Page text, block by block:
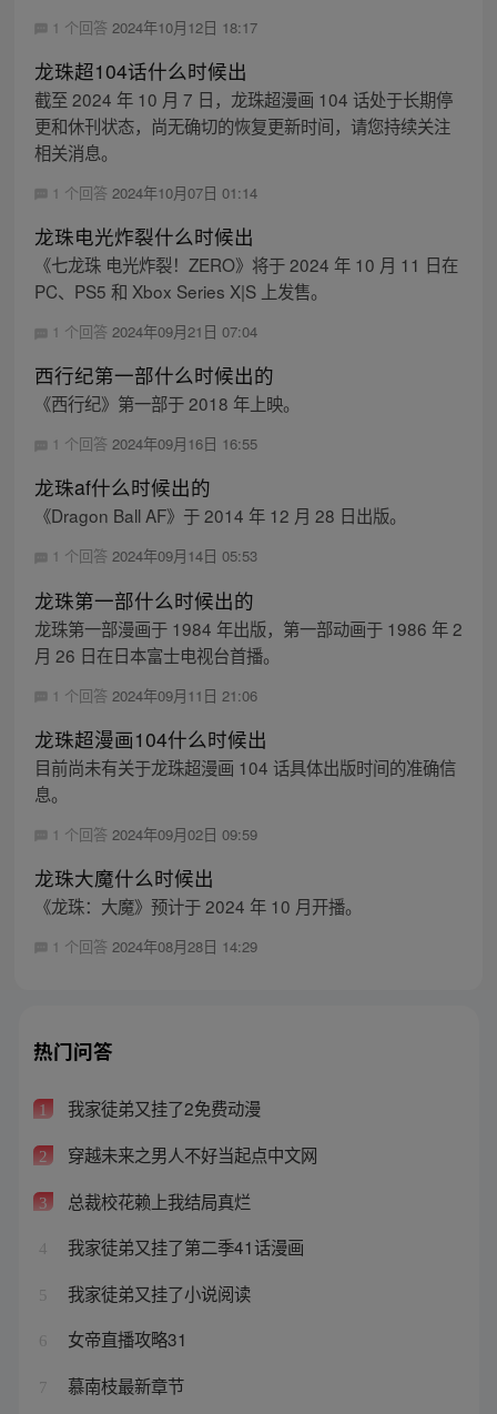
1 个回答 2024年10月12日 18:17
龙珠超104话什么时候出
截至 2024 年 10 月 7 日，龙珠超漫画 104 话处于长期停
更和休刊状态，尚无确切的恢复更新时间，请您持续关注
相关消息。
1 个回答 2024年10月07日 01:14
龙珠电光炸裂什么时候出
《七龙珠 电光炸裂！ZERO》将于 2024 年 10 月 11 日在
PC、PS5 和 Xbox Series X|S 上发售。
1 个回答 2024年09月21日 07:04
西行纪第一部什么时候出的
《西行纪》第一部于 2018 年上映。
1 个回答 2024年09月16日 16:55
龙珠af什么时候出的
《Dragon Ball AF》于 2014 年 12 月 28 日出版。
1 个回答 2024年09月14日 05:53
龙珠第一部什么时候出的
龙珠第一部漫画于 1984 年出版，第一部动画于 1986 年 2
月 26 日在日本富士电视台首播。
1 个回答 2024年09月11日 21:06
龙珠超漫画104什么时候出
目前尚未有关于龙珠超漫画 104 话具体出版时间的准确信
息。
1 个回答 2024年09月02日 09:59
龙珠大魔什么时候出
《龙珠：大魔》预计于 2024 年 10 月开播。
1 个回答 2024年08月28日 14:29
热门问答
1 我家徒弟又挂了2免费动漫
2 穿越未来之男人不好当起点中文网
3 总裁校花赖上我结局真烂
4 我家徒弟又挂了第二季41话漫画
5 我家徒弟又挂了小说阅读
6 女帝直播攻略31
7 慕南枝最新章节